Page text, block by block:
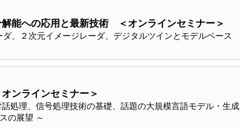
能への応用と最新技術 ＜オンラインセミナー＞
、２次元イメージレーダ、デジタルツインとモデルベース
ンラインセミナー＞
処理、信号処理技術の基礎、話題の大規模言語モデル・生成
の展望 ～